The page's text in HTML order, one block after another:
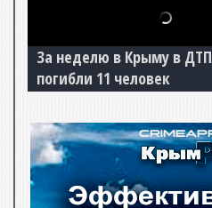
За неделю в Крыму в ДТП
погибли 11 человек